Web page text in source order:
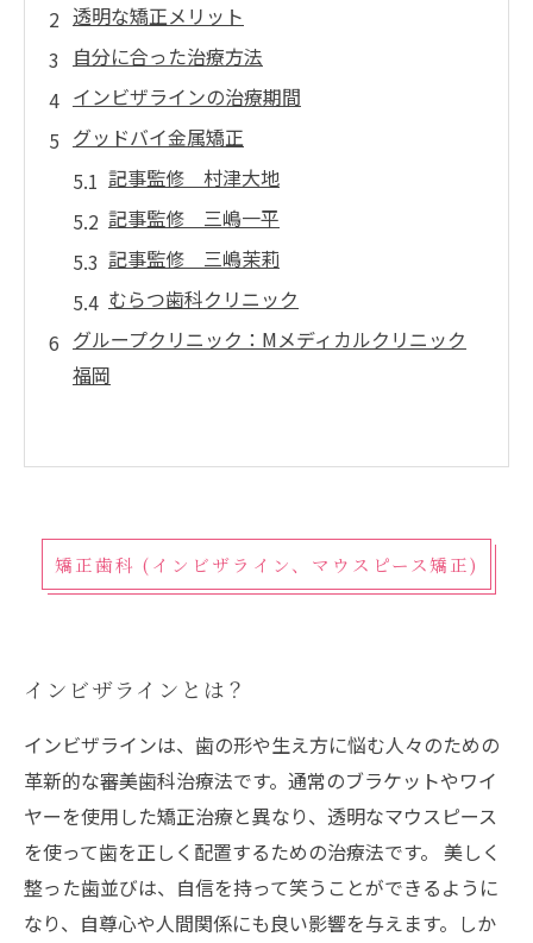
透明な矯正メリット
自分に合った治療方法
インビザラインの治療期間
グッドバイ金属矯正
記事監修 村津大地
記事監修 三嶋一平
記事監修 三嶋茉莉
むらつ歯科クリニック
グループクリニック：Mメディカルクリニック
福岡
矯正歯科 (インビザライン、マウスピース矯正)
インビザラインとは？
インビザラインは、歯の形や生え方に悩む人々のための
革新的な審美歯科治療法です。通常のブラケットやワイ
ヤーを使用した矯正治療と異なり、透明なマウスピース
を使って歯を正しく配置するための治療法です。 美しく
整った歯並びは、自信を持って笑うことができるように
なり、自尊心や人間関係にも良い影響を与えます。しか